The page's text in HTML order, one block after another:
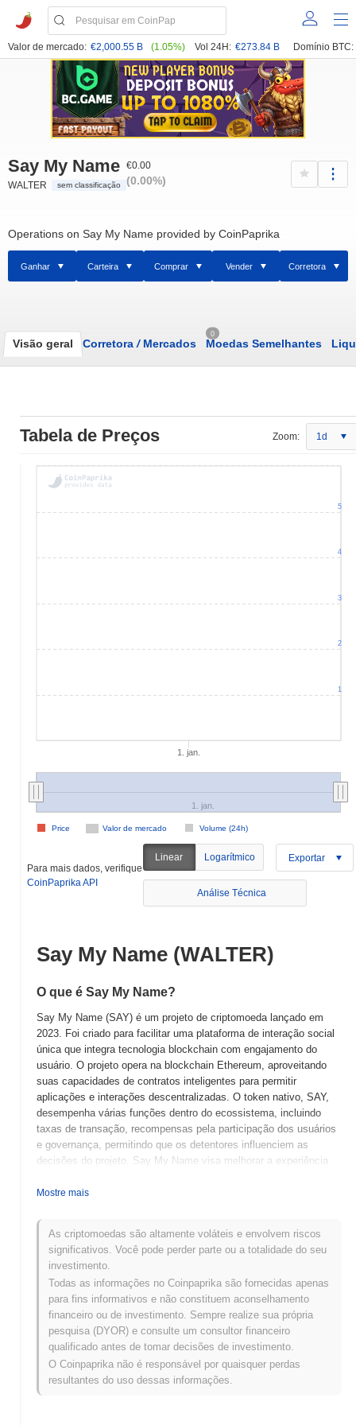
Valor de mercado: €2,000.55 B (1.05%) Vol 24H: €273.84 B Domínio BTC:
Say My Name
WALTER sem classificação
€0.00
(0.00%)
Operations on Say My Name provided by CoinPaprika
Ganhar Carteira Comprar Vender Corretora
Visão geral Corretora /Mercados
0
Moedas Semelhantes
Tabela de Preços Zoom: 1d
1. jan.
Valor de mercado Volume (24h)
Price
1. jan.
1
2
3
4
5
Para mais dados, verifique
CoinPaprika API
Linear Logarítmico Exportar
Análise Técnica
Say My Name (WALTER)
O que é Say My Name?
Say My Name (SAY) é um projeto de criptomoeda lançado em
2023. Foi criado para facilitar uma plataforma de interação social
única que integra tecnologia blockchain com engajamento do
usuário. O projeto opera na blockchain Ethereum, aproveitando
suas capacidades de contratos inteligentes para permitir
aplicações e interações descentralizadas. O token nativo, SAY,
desempenha várias funções dentro do ecossistema, incluindo
taxas de transação, recompensas pela participação dos usuários
e governança, permitindo que os detentores influenciem as
decisões do projeto. Say My Name visa melhorar a experiência
para interações sociais, facilitando a conexão e o engajamento
mesclar dinâmicas de mídia social com tecnologia blockchain,
posicionando-o como uma solução inovadora no cenário em
evolução das plataformas sociais descentralizadas. Essa
abordagem única não apenas aborda preocupações de
privacidade, mas também empodera os usuários, dando-lhes
controle sobre seus dados e interações.
Quando e como Say My Name começou?
Say My Name teve origem em março de 2021, quando a equipe
fundadora lançou seu whitepaper, delineando a visão e a estrutura
técnica do projeto. O projeto lançou sua testnet em junho de
Mostre mais
As criptomoedas são altamente voláteis e envolvem riscos
significativos. Você pode perder parte ou a totalidade do seu
investimento.
Todas as informações no Coinpaprika são fornecidas apenas
para fins informativos e não constituem aconselhamento
financeiro ou de investimento. Sempre realize sua própria
pesquisa (DYOR) e consulte um consultor financeiro
qualificado antes de tomar decisões de investimento.
O Coinpaprika não é responsável por quaisquer perdas
resultantes do uso dessas informações.